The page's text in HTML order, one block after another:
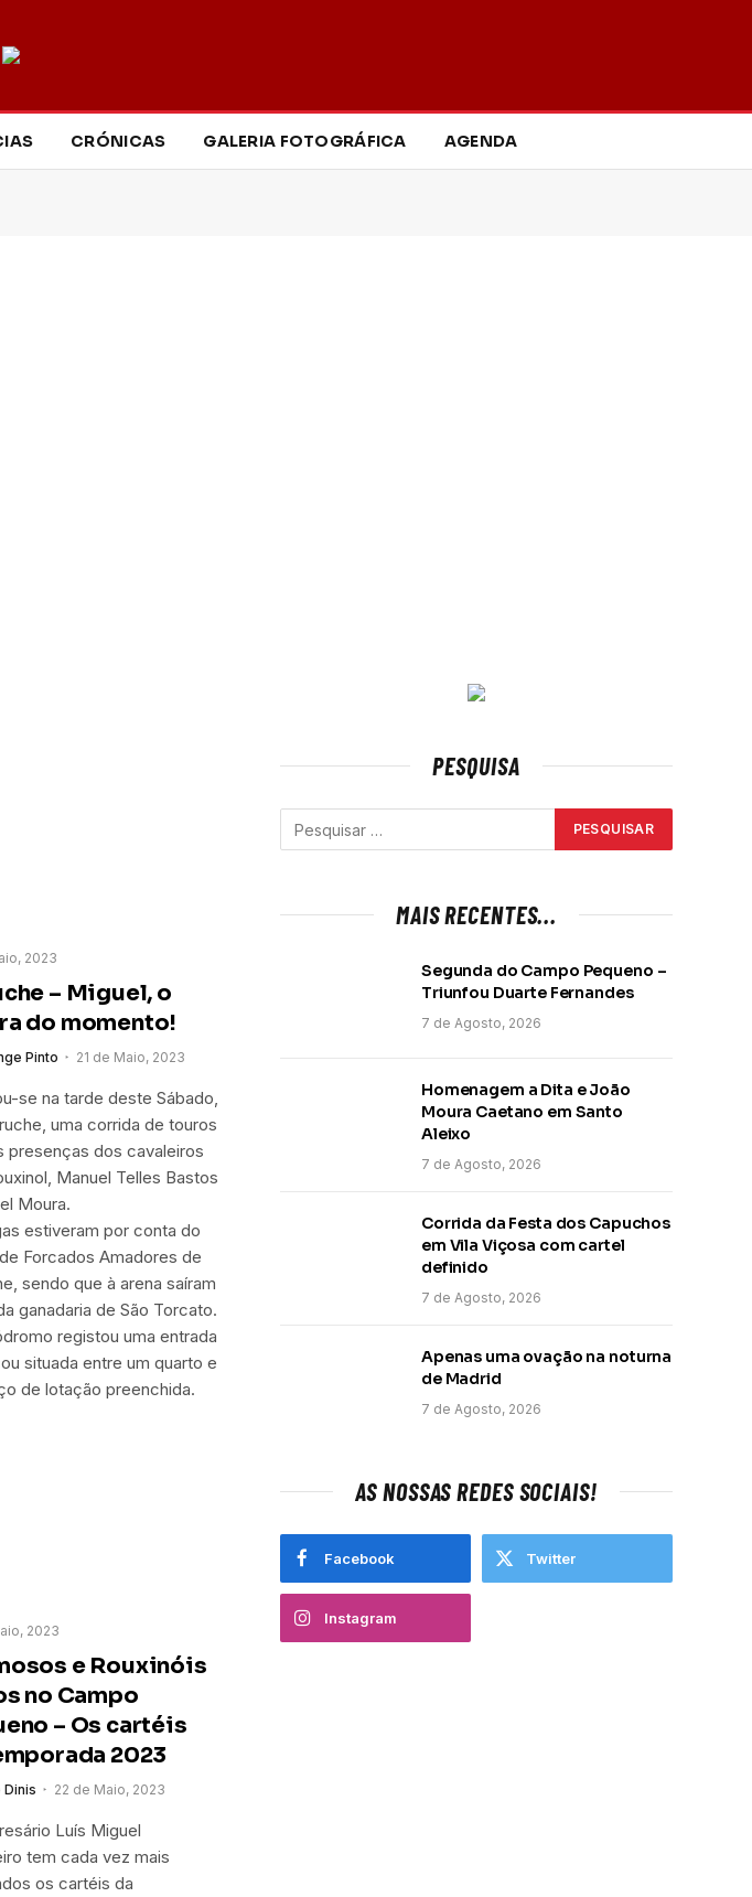
CRÓNICAS GALERIA FOTOGRÁFICA AGENDA
2023
– Miguel, o
do momento!
Pinto 21 de Maio, 2023
se na tarde deste Sábado,
uma corrida de touros
presenças dos cavaleiros
Manuel Telles Bastos
Moura.
estiveram por conta do
Forcados Amadores de
sendo que à arena saíram
ganadaria de São Torcato.
registou uma entrada
situada entre um quarto e
de lotação preenchida.
2023
e Rouxinóis
no Campo
– Os cartéis
2023
Dinis 22 de Maio, 2023
Luís Miguel
tem cada vez mais
os cartéis da
PESQUISA
MAIS RECENTES...
Segunda do Campo Pequeno –
Triunfou Duarte Fernandes
7 de Agosto, 2026
Homenagem a Dita e João
Moura Caetano em Santo
Aleixo
7 de Agosto, 2026
Corrida da Festa dos Capuchos
em Vila Viçosa com cartel
definido
7 de Agosto, 2026
Apenas uma ovação na noturna
de Madrid
7 de Agosto, 2026
AS NOSSAS REDES SOCIAIS!
Facebook Twitter
Instagram